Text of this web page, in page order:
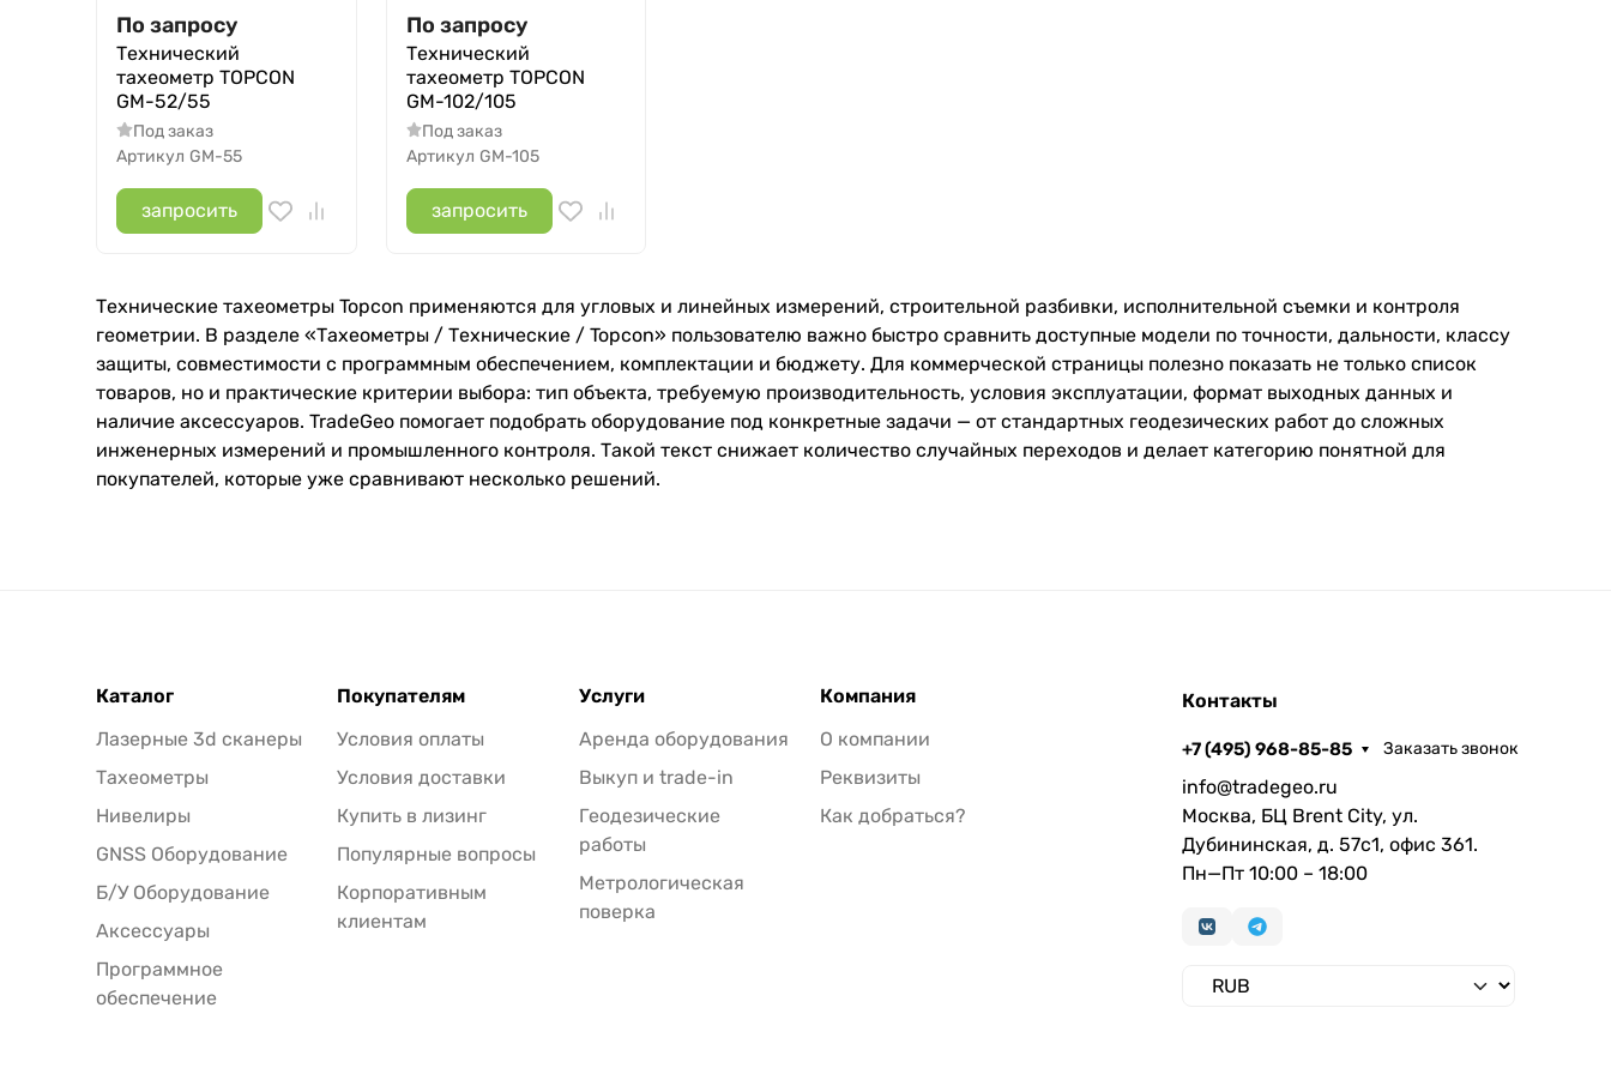
По запросу
Технический
тахеометр TOPCON
GM-52/55
Под заказ
Артикул GM-55
запросить
По запросу
Технический
тахеометр TOPCON
GM-102/105
Под заказ
Артикул GM-105
запросить
Технические тахеометры Topcon применяются для угловых и линейных измерений, строительной разбивки, исполнительной съемки и контроля
геометрии. В разделе «Тахеометры / Технические / Topcon» пользователю важно быстро сравнить доступные модели по точности, дальности, классу
защиты, совместимости с программным обеспечением, комплектации и бюджету. Для коммерческой страницы полезно показать не только список
товаров, но и практические критерии выбора: тип объекта, требуемую производительность, условия эксплуатации, формат выходных данных и
наличие аксессуаров. TradeGeo помогает подобрать оборудование под конкретные задачи — от стандартных геодезических работ до сложных
инженерных измерений и промышленного контроля. Такой текст снижает количество случайных переходов и делает категорию понятной для
покупателей, которые уже сравнивают несколько решений.
Каталог
Лазерные 3d сканеры
Тахеометры
Нивелиры
GNSS Оборудование
Б/У Оборудование
Аксессуары
Программное
обеспечение
Покупателям
Условия оплаты
Условия доставки
Купить в лизинг
Популярные вопросы
Корпоративным
клиентам
Услуги
Аренда оборудования
Выкуп и trade-in
Геодезические
работы
Метрологическая
поверка
Компания
О компании
Реквизиты
Как добраться?
Контакты
+7 (495) 968-85-85 Заказать звонок
info@tradegeo.ru
Москва, БЦ Brent City, ул.
Дубининская, д. 57с1, офис 361.
Пн—Пт 10:00 – 18:00